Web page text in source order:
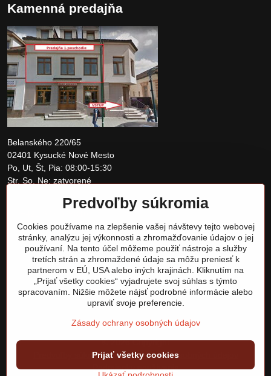
Kamenná predajňa
Belanského 220/65
02401 Kysucké Nové Mesto
Po, Ut, Št, Pia: 08:00-15:30
Str, So, Ne: zatvorené
obchod@tomshardware.sk
©2026Copyright
Predvoľby súkromiaZásady ochrany osobných údajov
Podmienky používania
Predvoľby súkromia
Cookies používame na zlepšenie vašej návštevy tejto webovej
stránky, analýzu jej výkonnosti a zhromažďovanie údajov o jej
používaní. Na tento účel môžeme použiť nástroje a služby
tretích strán a zhromaždené údaje sa môžu preniesť k
partnerom v EÚ, USA alebo iných krajinách. Kliknutím na
„Prijať všetky cookies“ vyjadrujete svoj súhlas s týmto
spracovaním. Nižšie môžete nájsť podrobné informácie alebo
upraviť svoje preferencie.
Zásady ochrany osobných údajov
Prijať všetky cookies